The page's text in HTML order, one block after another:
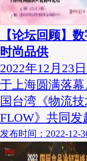
【论坛回顾】
时尚品供
2022年12月23
于上海圆满落
国台湾《物流
FLOW》共同发
发布时间：2022-